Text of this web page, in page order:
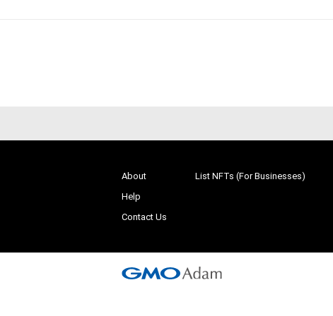
About
Help
Contact Us
List NFTs (For Businesses)